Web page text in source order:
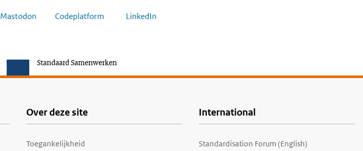
Mastodon Codeplatform LinkedIn
Standaard Samenwerken
Over deze site
Toegankelijkheid
International
Standardisation Forum (English)